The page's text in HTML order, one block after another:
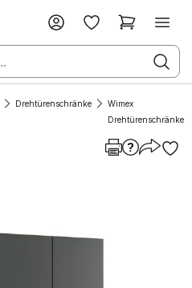
Drehtürenschränke
Wimex
Drehtürenschränke